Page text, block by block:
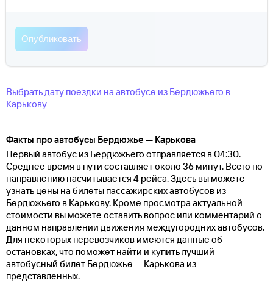
Выбрать дату поездки на автобусе из Бердюжьего в
Карькову
Факты про автобусы Бердюжье — Карькова
Первый автобус из Бердюжьего отправляется в 04:30.
Среднее время в пути составляет около 36 минут. Всего по
направлению насчитывается 4 рейса. Здесь вы можете
узнать цены на билеты пассажирских автобусов из
Бердюжьего в Карькову. Кроме просмотра актуальной
стоимости вы можете оставить вопрос или комментарий о
данном направлении движения междугородних автобусов.
Для некоторых перевозчиков имеются данные об
остановках, что поможет найти и купить лучший
автобусный билет Бердюжье — Карькова из
представленных.